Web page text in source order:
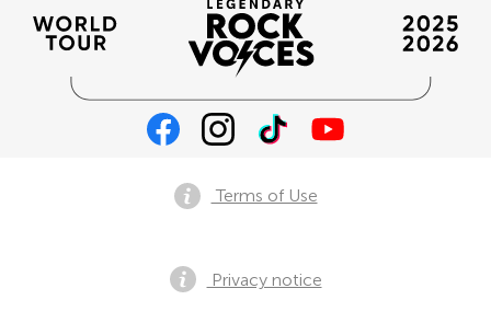
Terms of Use
Privacy notice